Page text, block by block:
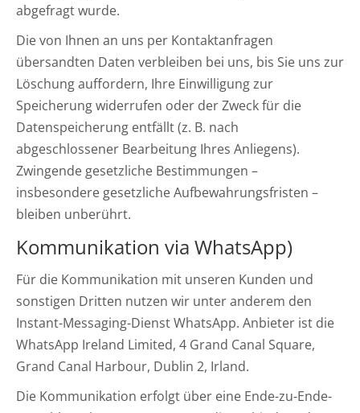
abgefragt wurde.
Die von Ihnen an uns per Kontaktanfragen
übersandten Daten verbleiben bei uns, bis Sie uns zur
Löschung auffordern, Ihre Einwilligung zur
Speicherung widerrufen oder der Zweck für die
Datenspeicherung entfällt (z. B. nach
abgeschlossener Bearbeitung Ihres Anliegens).
Zwingende gesetzliche Bestimmungen –
insbesondere gesetzliche Aufbewahrungsfristen –
bleiben unberührt.
Kommunikation via WhatsApp)
Für die Kommunikation mit unseren Kunden und
sonstigen Dritten nutzen wir unter anderem den
Instant-Messaging-Dienst WhatsApp. Anbieter ist die
WhatsApp Ireland Limited, 4 Grand Canal Square,
Grand Canal Harbour, Dublin 2, Irland.
Die Kommunikation erfolgt über eine Ende-zu-Ende-